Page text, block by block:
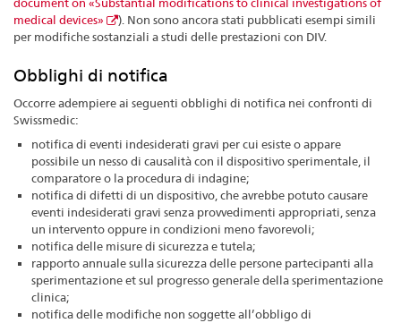
medical devices»
). Non sono ancora stati pubblicati esempi simili
per modifiche sostanziali a studi delle prestazioni con DIV.
Obblighi di notifica
Occorre adempiere ai seguenti obblighi di notifica nei confronti di
Swissmedic:
notifica di eventi indesiderati gravi per cui esiste o appare
possibile un nesso di causalità con il dispositivo sperimentale, il
comparatore o la procedura di indagine;
notifica di difetti di un dispositivo, che avrebbe potuto causare
eventi indesiderati gravi senza provvedimenti appropriati, senza
un intervento oppure in condizioni meno favorevoli;
notifica delle misure di sicurezza e tutela;
rapporto annuale sulla sicurezza delle persone partecipanti alla
sperimentazione et sul progresso generale della sperimentazione
clinica;
notifica delle modifiche non soggette all’obbligo di